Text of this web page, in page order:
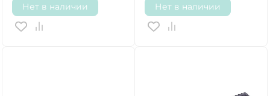
Нет в наличии Нет в наличии